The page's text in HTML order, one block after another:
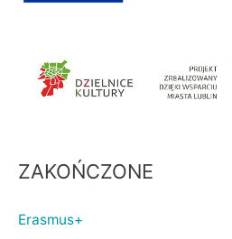
ZAKOŃCZONE
Erasmus+